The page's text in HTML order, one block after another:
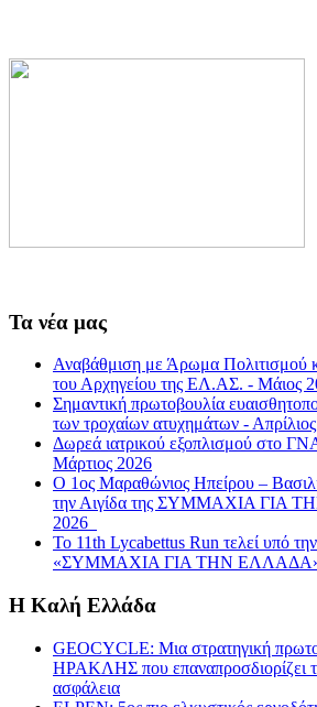
Τα νέα μας
Αναβάθμιση με Άρωμα Πολιτισμού
του Αρχηγείου της ΕΛ.ΑΣ. - Μάιος
Σημαντική πρωτοβουλία
των τροχαίων ατυχημάτων -
Δωρεά ιατρικού εξοπλισμού στο
Μάρτιος 2026
Ο 1ος Μαραθώνιος Ηπείρου –
την Αιγίδα της ΣΥΜΜΑΧΙΑ ΓΙΑ
2026
Το 11th Lycabettus Run τελεί υπό την
«ΣΥΜΜΑΧΙΑ ΓΙΑ ΤΗΝ ΕΛΛΑΔΑ» -
Η Καλή Ελλάδα
GEOCYCLE: Μια στρατηγική
ΗΡΑΚΛΗΣ που επαναπροσδιορίζει
ασφάλεια